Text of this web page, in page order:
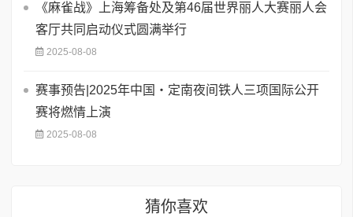
《麻雀战》上海筹备处及第46届世界丽人大赛丽人会
客厅共同启动仪式圆满举行
2025-08-08
赛事预告|2025年中国・定南夜间铁人三项国际公开
赛将燃情上演
2025-08-08
猜你喜欢